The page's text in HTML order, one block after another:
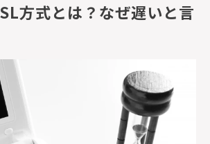
方式とは？なぜ遅いと言